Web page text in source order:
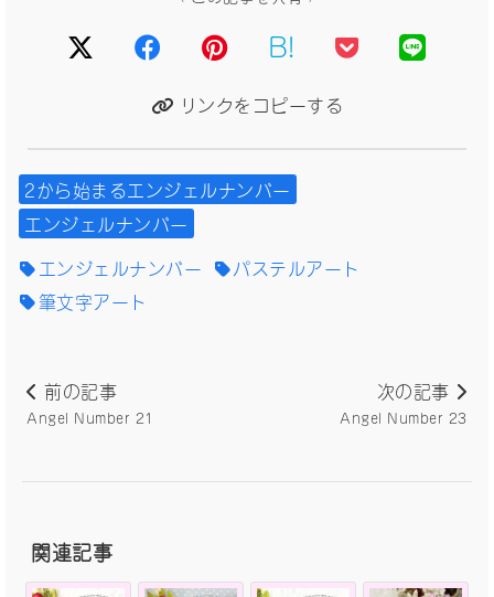
B!
リンクをコピーする
2から始まるエンジェルナンバー
エンジェルナンバー
エンジェルナンバー
パステルアート
筆文字アート
前の記事
Angel Number 21
次の記事
Angel Number 23
関連記事